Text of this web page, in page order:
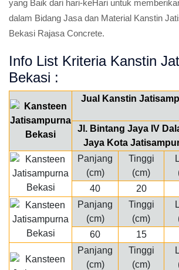
yang Baik dari hari-keHari untuk
dalam Bidang Jasa dan Material Kanstin
Bekasi Rajasa Concrete.
Info List Kriteria Kanstin
Bekasi :
Jual Kanstin
Jl. Bintang Jaya IV
Jaya Kota
Panjang
(cm)
Tinggi
(cm)
40 20
Panjang
(cm)
Tinggi
(cm)
60 15
Panjang
(cm)
Tinggi
(cm)